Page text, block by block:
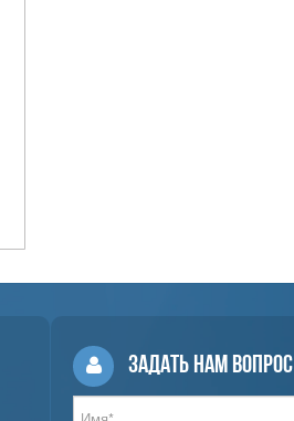
Задать нам вопрос